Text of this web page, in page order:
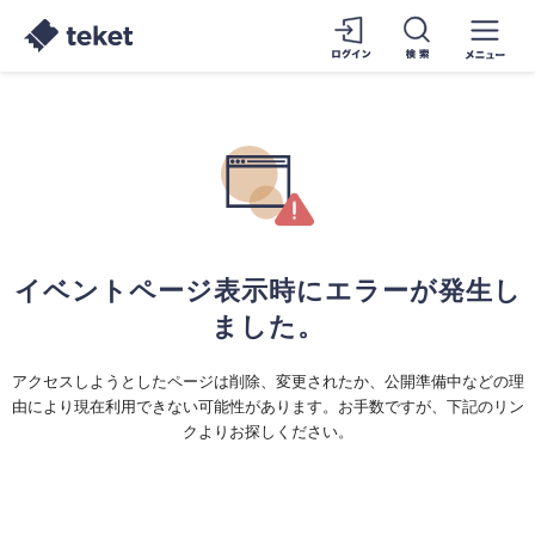
イベントページ表示時にエラーが発生し
ました。
アクセスしようとしたページは削除、変更されたか、公開準備中などの理
由により現在利用できない可能性があります。お手数ですが、下記のリン
クよりお探しください。